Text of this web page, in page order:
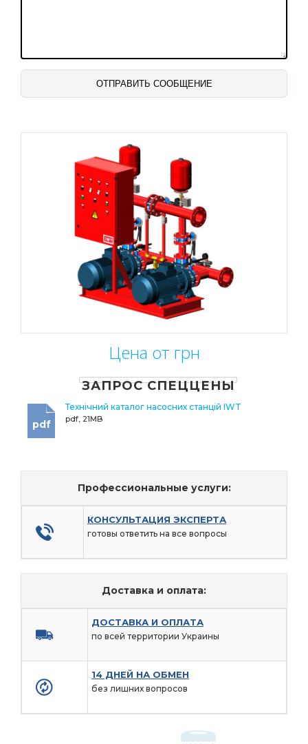
Цена от грн
ЗАПРОС СПЕЦЦЕНЫ
Технічний каталог насосних станцій IWT
pdf, 21MB
pdf
Профессиональные услуги:
КОНСУЛЬТАЦИЯ ЭКСПЕРТА
готовы ответить на все вопросы
Доставка и оплата:
ДОСТАВКА И ОПЛАТА
по всей территории Украины
14 ДНЕЙ НА ОБМЕН
без лишних вопросов